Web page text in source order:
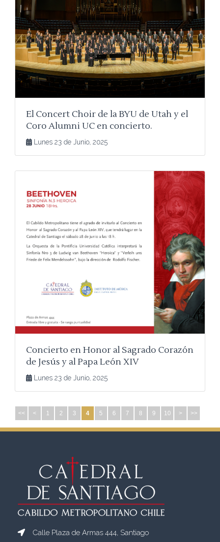
El Concert Choir de la BYU de Utah y el
Coro Alumni UC en concierto.
Lunes 23 de Junio, 2025
Concierto en Honor al Sagrado Corazón
de Jesús y al Papa León XIV
Lunes 23 de Junio, 2025
<< < 1 2 3 4 5 6 7 8 9 10 > >>
Calle Plaza de Armas 444, Santiago